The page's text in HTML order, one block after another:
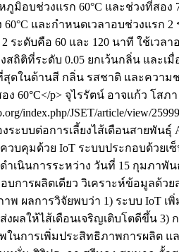
มิอบช่วงแรก 60°C และช่วงที่สอง
60°C และกำหนดเวลาอบช่วงแรก
2 ระดับคือ 60 และ 120 นาที ใช้เ
ถิติที่ระดับ 0.05 ยกเว้นกลิ่น และ
ดในด้านสี กลิ่น รสชาติ และความ
60°C</p> จุไรรัตน์ อาจแก้ว โสภา
index.php/JSET/article/view/
ระบบต่อการเลี้ยงไส้เดือนสายพันธุ์
บคุมด้วย IoT ระบบประกอบด้วยเ
ำเนินการระหว่าง วันที่ 15 กุมภา
บการผลิตเดียว วิเคราะห์ข้อมูลด้ว
พ ผลการวิจัยพบว่า 1) ระบบ IoT
งผลให้ไส้เดือนเจริญเติบโตดีขึ้น
ในการเพิ่มประสิทธิภาพการผลิต